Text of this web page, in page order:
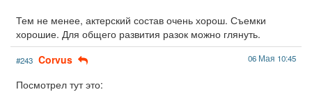
Тем не менее, актерский состав очень хорош. Съемки
хорошие. Для общего развития разок можно глянуть.
#243 Corvus 06 Мая 10:45
Посмотрел тут это: